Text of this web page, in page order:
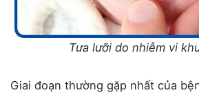
Tưa lưỡi do nhiễm vi
Giai đoạn thường gặp nhất của